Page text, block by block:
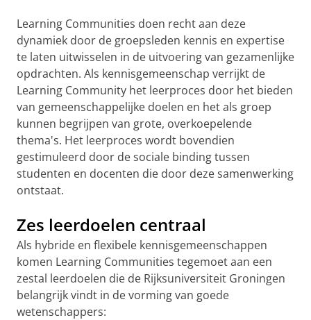
Learning Communities doen recht aan deze
dynamiek door de groepsleden kennis en expertise
te laten uitwisselen in de uitvoering van gezamenlijke
opdrachten. Als kennisgemeenschap verrijkt de
Learning Community het leerproces door het bieden
van gemeenschappelijke doelen en het als groep
kunnen begrijpen van grote, overkoepelende
thema's. Het leerproces wordt bovendien
gestimuleerd door de sociale binding tussen
studenten en docenten die door deze samenwerking
ontstaat.
Zes leerdoelen centraal
Als hybride en flexibele kennisgemeenschappen
komen Learning Communities tegemoet aan een
zestal leerdoelen die de Rijksuniversiteit Groningen
belangrijk vindt in de vorming van goede
wetenschappers: